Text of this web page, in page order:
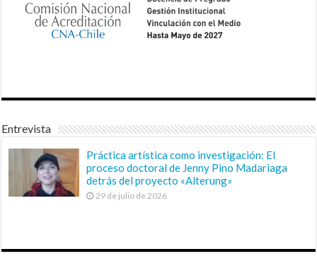
Entrevista
Práctica artística como investigación: El
proceso doctoral de Jenny Pino Madariaga
detrás del proyecto «Alterung»
29 de julio de 2026